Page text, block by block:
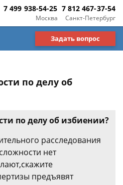
Москва
7 499 938-54-25
Санкт-Петербург
7 812 467-37-54
Задать вопрос
по делу об
по делу об избиении?
расследования
нет
предъявят